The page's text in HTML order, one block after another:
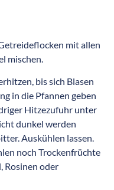
mit allen
mischen.
bis sich Blasen
in die Pfannen geben
Hitzezufuhr unter
dunkel werden
Auskühlen lassen.
noch Trockenfrüchte
Rosinen oder